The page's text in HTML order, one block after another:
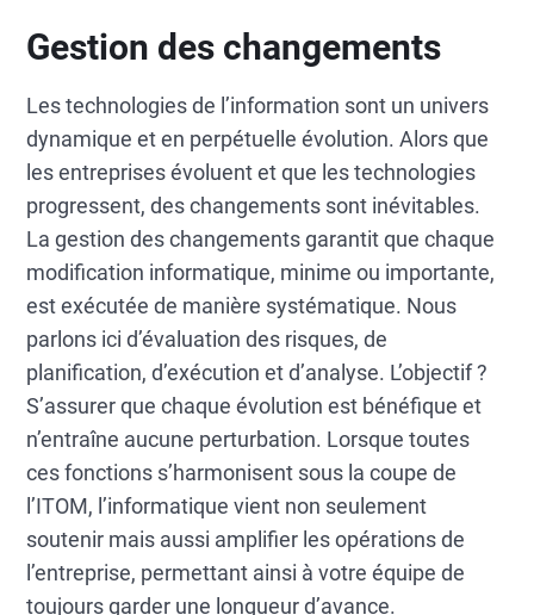
Gestion des changements
Les technologies de l’information sont un univers
dynamique et en perpétuelle évolution. Alors que
les entreprises évoluent et que les technologies
progressent, des changements sont inévitables.
La gestion des changements garantit que chaque
modification informatique, minime ou importante,
est exécutée de manière systématique. Nous
parlons ici d’évaluation des risques, de
planification, d’exécution et d’analyse. L’objectif ?
S’assurer que chaque évolution est bénéfique et
n’entraîne aucune perturbation. Lorsque toutes
ces fonctions s’harmonisent sous la coupe de
l’ITOM, l’informatique vient non seulement
soutenir mais aussi amplifier les opérations de
l’entreprise, permettant ainsi à votre équipe de
toujours garder une longueur d’avance.